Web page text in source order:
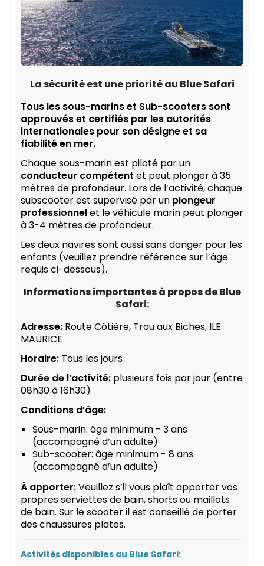
La sécurité est une priorité au Blue Safari
Tous les sous-marins et Sub-scooters sont
approuvés et certifiés par les autorités
internationales pour son désigne et sa
fiabilité en mer.
Chaque sous-marin est piloté par un
conducteur compétent et peut plonger à 35
mètres de profondeur. Lors de l’activité, chaque
subscooter est supervisé par un plongeur
professionnelet le véhicule marin peut plonger
à 3-4 mètres de profondeur.
Les deux navires sont aussi sans danger pour les
enfants (veuillez prendre référence sur l’âge
requis ci-dessous).
Informations importantes à propos de Blue
Safari:
Adresse: Route Côtière, Trou aux Biches, ILE
MAURICE
Horaire: Tous les jours
Durée de l’activité: plusieurs fois par jour (entre
08h30 à 16h30)
Conditions d’âge:
Sous-marin: âge minimum - 3 ans
(accompagné d’un adulte)
Sub-scooter: âge minimum - 8 ans
(accompagné d’un adulte)
À apporter:Veuillez s’il vous plaît apporter vos
propres serviettes de bain, shorts ou maillots
de bain. Sur ​​le scooter il est conseillé de porter
des chaussures plates.
Activités disponibles au Blue Safari: